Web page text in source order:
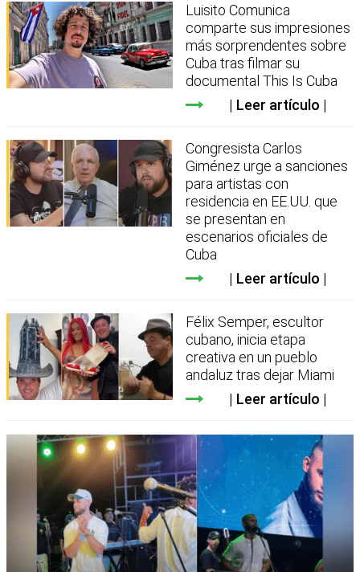
Luisito Comunica
comparte sus impresiones
más sorprendentes sobre
Cuba tras filmar su
documental This Is Cuba
Leer artículo
Congresista Carlos
Giménez urge a sanciones
para artistas con
residencia en EE.UU. que
se presentan en
escenarios oficiales de
Cuba
Leer artículo
Félix Semper, escultor
cubano, inicia etapa
creativa en un pueblo
andaluz tras dejar Miami
Leer artículo